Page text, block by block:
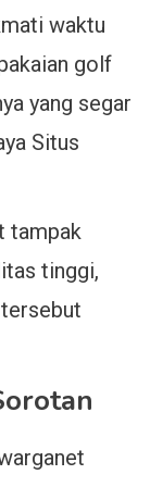
waktu
golf
yang segar
Situs
tampak
tinggi,